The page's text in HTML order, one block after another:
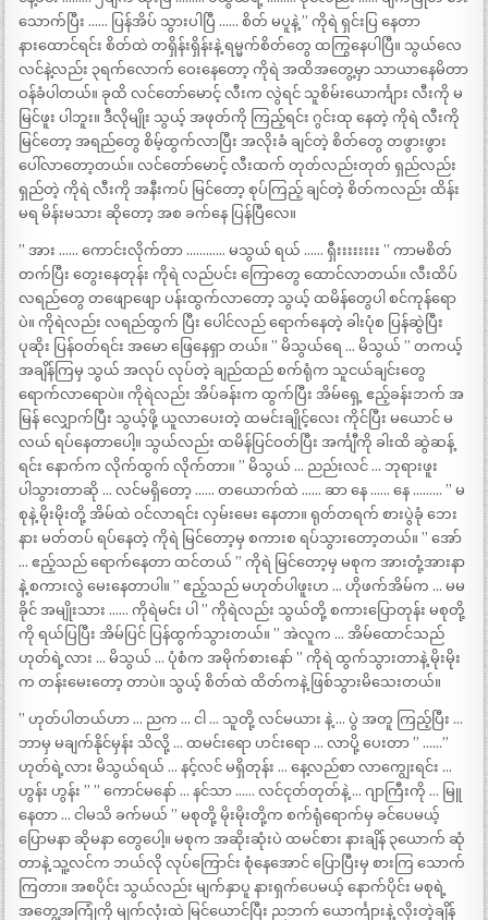
သောက်ပြီး …… ပြန်အိပ် သွားပါပြီ …… စိတ် မပူနဲ့ ” ကိုရဲ ရှင်းပြ နေတာ
နားထောင်ရင်း စိတ်ထဲ တရှိန်းရှိန်းနဲ့ ရမ္မက်စိတ်တွေ ထကြွနေပါပြီ။ သွယ်လေ
လင်နဲ့လည်း ၃ရက်လောက် ဝေးနေတော့ ကိုရဲ အထိအတွေ့မှာ သာယာနေမိတာ
ဝန်ခံပါတယ်။ ခုထိ လင်တော်မောင့် လီးက လွဲရင် သူစိမ်းယောင်္ကျား လီးကို မ
မြင်ဖူး ပါဘူး။ ဒီလိုမျိုး သွယ့် အဖုတ်ကို ကြည့်ရင်း ဂွင်းထု နေတဲ့ ကိုရဲ လီးကို
မြင်တော့ အရည်တွေ စိမ့်ထွက်လာပြီး အလိုးခံ ချင်တဲ့ စိတ်တွေ တဖွားဖွား
ပေါ်လာတော့တယ်။ လင်တော်မောင့် လီးထက် တုတ်လည်းတုတ် ရှည်လည်း
ရှည်တဲ့ ကိုရဲ လီးကို အနီးကပ် မြင်တော့ စုပ်ကြည့် ချင်တဲ့ စိတ်ကလည်း ထိန်း
မရ မိန်းမသား ဆိုတော့ အစ ခက်နေ ပြန်ပြီလေ။
” အား …… ကောင်းလိုက်တာ ………… မသွယ် ရယ် …… ရှီးးးးးးးး ” ကာမစိတ်
တက်ပြီး တွေးနေတုန်း ကိုရဲ လည်ပင်း ကြောတွေ ထောင်လာတယ်။ လီးထိပ်
လရည်တွေ တဖျောဖျော ပန်းထွက်လာတော့ သွယ့် ထမိန်တွေပါ စင်ကုန်ရော
ပဲ။ ကိုရဲလည်း လရည်ထွက် ပြီး ပေါင်လည် ရောက်နေတဲ့ ခါးပုံစ ပြန်ဆွဲပြီး
ပုဆိုး ပြန်ဝတ်ရင်း အမော ဖြေနေရှာ တယ်။ ” မိသွယ်ရေ … မိသွယ် ” တကယ့်
အချိန်ကြမှ သွယ် အလုပ် လုပ်တဲ့ ချည်ထည် စက်ရုံက သူငယ်ချင်းတွေ
ရောက်လာရောပဲ။ ကိုရဲလည်း အိပ်ခန်းက ထွက်ပြီး အိမ်ရှေ့ ဧည့်ခန်းဘက် အ
မြန် လျှောက်ပြီး သွယ့်ဖို့ ယူလာပေးတဲ့ ထမင်းချိုင့်လေး ကိုင်ပြီး မယောင် မ
လယ် ရပ်နေတာပေါ့။ သွယ်လည်း ထမိန်ပြင်ဝတ်ပြီး အင်္ကျီကို ခါးထိ ဆွဲဆန့်
ရင်း နောက်က လိုက်ထွက် လိုက်တာ။ ” မိသွယ် … ညည်းလင် … ဘုရားဖူး
ပါသွားတာဆို … လင်မရှိတော့ …… တယောက်ထဲ …… ဆာ နေ …… နေ ……… ” မ
စုနဲ့ မိုးမိုးတို့ အိမ်ထဲ ဝင်လာရင်း လှမ်းမေး နေတာ။ ရုတ်တရက် စားပွဲခုံ ဘေး
နား မတ်တပ် ရပ်နေတဲ့ ကိုရဲ မြင်တော့မှ စကားစ ရပ်သွားတော့တယ်။ ” အော်
… ဧည့်သည် ရောက်နေတာ ထင်တယ် ” ကိုရဲ မြင်တော့မှ မစုက အားတုံ့အားနာ
နဲ့ စကားလွဲ မေးနေတာပါ။ ” ဧည့်သည် မဟုတ်ပါဖူးဟ … ဟိုဖက်အိမ်က … မမ
ခိုင် အမျိုးသား …… ကိုရဲမင်း ပါ ” ကိုရဲလည်း သွယ်တို့ စကားပြောတုန်း မစုတို့
ကို ရယ်ပြပြီး အိမ်ပြင် ပြန်ထွက်သွားတယ်။ ” အဲလူက … အိမ်ထောင်သည်
ဟုတ်ရဲ့လား … မိသွယ် … ပုံစံက အမိုက်စားနော် ” ကိုရဲ ထွက်သွားတာနဲ့ မိုးမိုး
က တန်းမေးတော့ တာပဲ။ သွယ့် စိတ်ထဲ ထိတ်ကနဲ့ ဖြစ်သွားမိသေးတယ်။
” ဟုတ်ပါတယ်ဟာ … ညက … ငါ … သူတို့ လင်မယား နဲ့ … ပွဲ အတူ ကြည့်ပြီး …
ဘာမှ မချက်နိုင်မှန်း သိလို့ … ထမင်းရော ဟင်းရော … လာပို့ ပေးတာ ” ……”
ဟုတ်ရဲ့လား မိသွယ်ရယ် … နင့်လင် မရှိတုန်း … နေ့လည်စာ လာကျွေးရင်း …
ဟွန်း ဟွန်း ” ” ကောင်မနော် … နင်သာ …… လင်ငုတ်တုတ်နဲ့ … ဂျာကြီးကို … မြူ
နေတာ … ငါမသိ ခက်မယ် ” မစုတို့ မိုးမိုးတို့က စက်ရုံရောက်မှ ခင်ပေမယ့်
ပြောမနာ ဆိုမနာ တွေပေါ့။ မစုက အဆိုးဆုံးပဲ ထမင်စား နားချိန် ၃ယောက် ဆုံ
တာနဲ့ သူ့လင်က ဘယ်လို လုပ်ကြောင်း စုံနေအောင် ပြောပြီးမှ စားကြ သောက်
ကြတာ။ အစပိုင်း သွယ်လည်း မျက်နှာပူ နားရှက်ပေမယ့် နောက်ပိုင်း မစုရဲ့
အတွေ့အကြုံကို မျက်လုံးထဲ မြင်ယောင်ပြီး ညဘက် ယောင်္ကျားနဲ့ လိုးတဲ့ချိန်